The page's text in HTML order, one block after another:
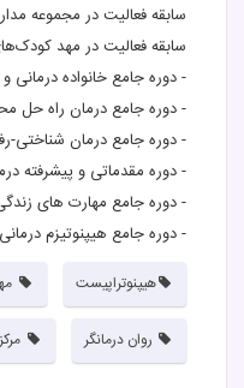
سابقه فعالیت در مجموعه
سابقه فعالیت در مهد
- دوره جامع خانواده درمانی
- دوره جامع درمان راه حل
- دوره جامع درمان شناختی-
- دوره مقدماتی و پیشرفته
- دوره جامع مهارت های
- دوره جامع هیپنوتیزم درمانی
هیپنوتراپیست
روان درمانگر